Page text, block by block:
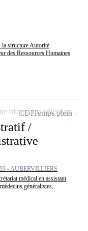
structure Autorité
des Ressources Humaines
/
93 - AUBERVILLIERS
médical en assistant
généralistes,
CDITemps plein
offre à ma sélection